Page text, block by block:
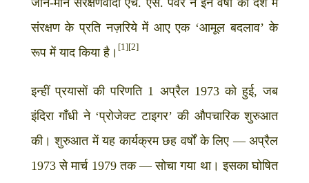
जाने-माने संरक्षणवादी एच. एस. पंवर ने इन वर्षों को देश में
संरक्षण के प्रति नज़रिये में आए एक ‘आमूल बदलाव’ के
रूप में याद किया है। [1][2]
इन्हीं प्रयासों की परिणति 1 अप्रैल 1973 को हुई, जब
इंदिरा गाँधी ने ‘प्रोजेक्ट टाइगर’ की औपचारिक शुरुआत
की। शुरुआत में यह कार्यक्रम छह वर्षों के लिए — अप्रैल
1973 से मार्च 1979 तक — सोचा गया था। इसका घोषित